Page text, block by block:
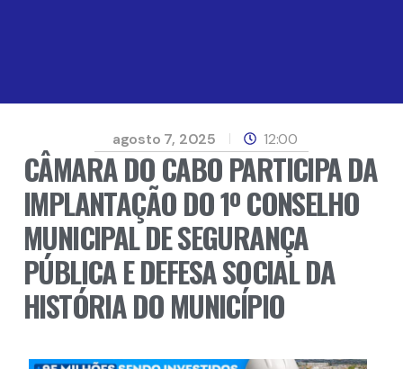
agosto 7, 2025 12:00
CÂMARA DO CABO PARTICIPA DA
IMPLANTAÇÃO DO 1º CONSELHO
MUNICIPAL DE SEGURANÇA
PÚBLICA E DEFESA SOCIAL DA
HISTÓRIA DO MUNICÍPIO